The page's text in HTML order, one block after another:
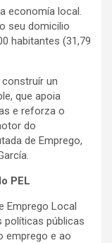
economía local.
seu domicilio
habitantes (31,79
un
que apoia
e reforza o
do
de Emprego,
PEL
Emprego Local
políticas públicas
emprego e ao